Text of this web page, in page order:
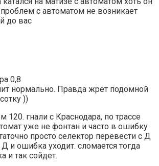
с автоматом не возникает
до вас
0,8
нормально. Правда жрет подомной
))
120. гнали с Краснодара, по трассе
уже не фонтан и часто в ошибку
просто селектор перевести с Д
и ошибка уходит. сломается тогда
и так сойдет.